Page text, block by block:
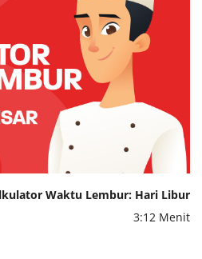
Waktu Lembur: Hari Libur
3:12 Menit